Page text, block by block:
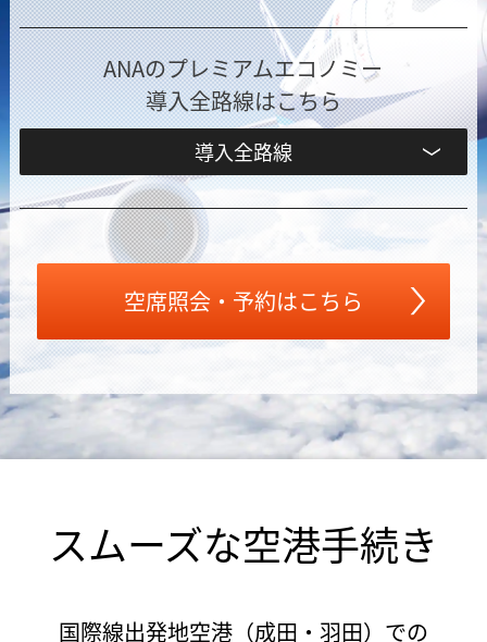
ANAのプレミアムエコノミー
導入全路線はこちら
導入全路線
空席照会・予約はこちら
スムーズな空港手続き
国際線出発地空港（成田・羽田）での